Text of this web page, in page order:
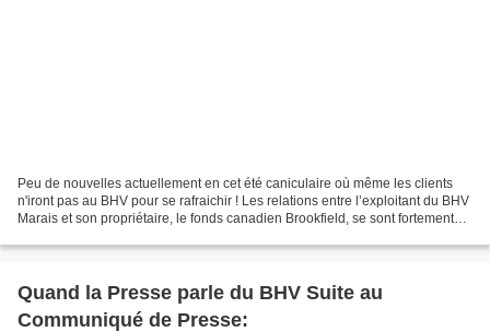
Peu de nouvelles actuellement en cet été caniculaire où même les clients
n'iront pas au BHV pour se rafraichir ! Les relations entre l’exploitant du BHV
Marais et son propriétaire, le fonds canadien Brookfield, se sont fortement
Quand la Presse parle du BHV Suite au
Communiqué de Presse: